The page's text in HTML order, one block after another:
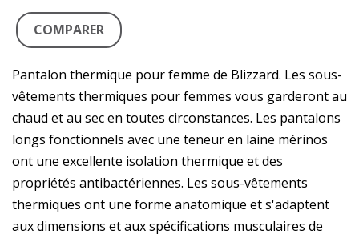
COMPARER
Pantalon thermique pour femme de Blizzard. Les sous-
vêtements thermiques pour femmes vous garderont au
chaud et au sec en toutes circonstances. Les pantalons
longs fonctionnels avec une teneur en laine mérinos
ont une excellente isolation thermique et des
propriétés antibactériennes. Les sous-vêtements
thermiques ont une forme anatomique et s'adaptent
aux dimensions et aux spécifications musculaires de